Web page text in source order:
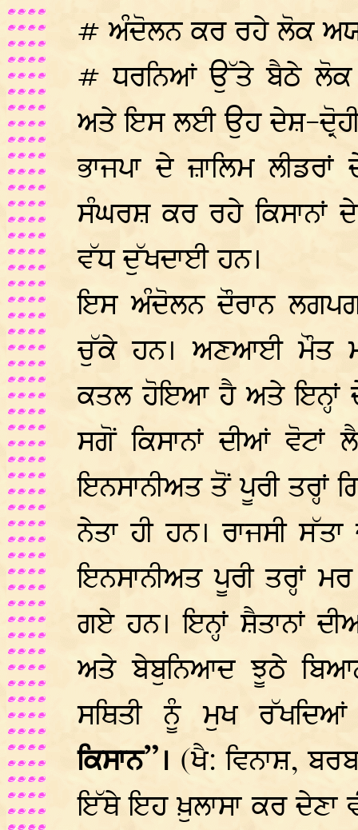
# ਅੰਦੋਲਨ ਕਰ ਰਹੇ ਲੋਕ
# ਧਰਨਿਆਂ ਉੱਤੇ ਬੈਠੇ ਲੋਕ
ਅਤੇ ਇਸ ਲਈ ਉਹ ਦੇਸ਼-
ਭਾਜਪਾ ਦੇ ਜ਼ਾਲਿਮ
ਸੰਘਰਸ਼ ਕਰ ਰਹੇ ਕਿਸਾਨਾਂ
ਵੱਧ ਦੁੱਖਦਾਈ ਹਨ।
ਇਸ ਅੰਦੋਲਨ ਦੌਰਾਨ
ਚੁੱਕੇ ਹਨ। ਅਣਆਈ ਮੌਤ
ਕਤਲ ਹੋਇਆ ਹੈ ਅਤੇ ਇਨ੍ਹਾਂ
ਸਗੋਂ ਕਿਸਾਨਾਂ ਦੀਆਂ
ਇਨਸਾਨੀਅਤ ਤੋਂ ਪੂਰੀ ਤਰ੍ਹਾਂ
ਨੇਤਾ ਹੀ ਹਨ। ਰਾਜਸੀ
ਇਨਸਾਨੀਅਤ ਪੂਰੀ ਤਰ੍ਹਾਂ
ਗਏ ਹਨ। ਇਨ੍ਹਾਂ ਸ਼ੈਤਾਨਾਂ
ਅਤੇ ਬੇਬੁਨਿਆਦ ਝੂਠੇ
ਸਥਿਤੀ ਨੂੰ ਮੁਖ
ਕਿਸਾਨ”। (ਖੈ: ਵਿਨਾਸ਼,
ਇੱਥੇ ਇਹ ਖ਼ੁਲਾਸਾ ਕਰ ਦੇਣਾ